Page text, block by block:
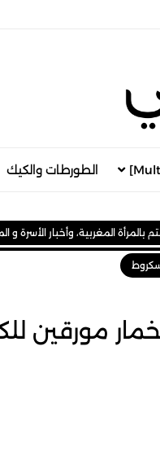
الطورطات والكيك
المغربية، وأخبار الأسرة و
مورقين